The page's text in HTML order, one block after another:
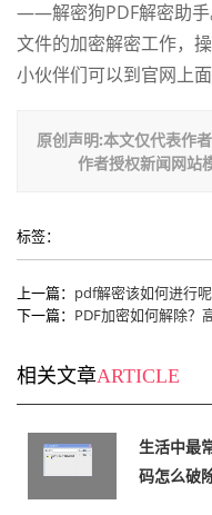
——解密狗PDF解密助手
文件的加密解密工作，
小伙伴们可以到官网上
原创声明:本文仅代表作
作者授权新闻网站
标签：
上一篇： pdf解密该如何进行
下一篇： PDF加密如何解除？
相关文章ARTICLE
生活中最
码怎么破